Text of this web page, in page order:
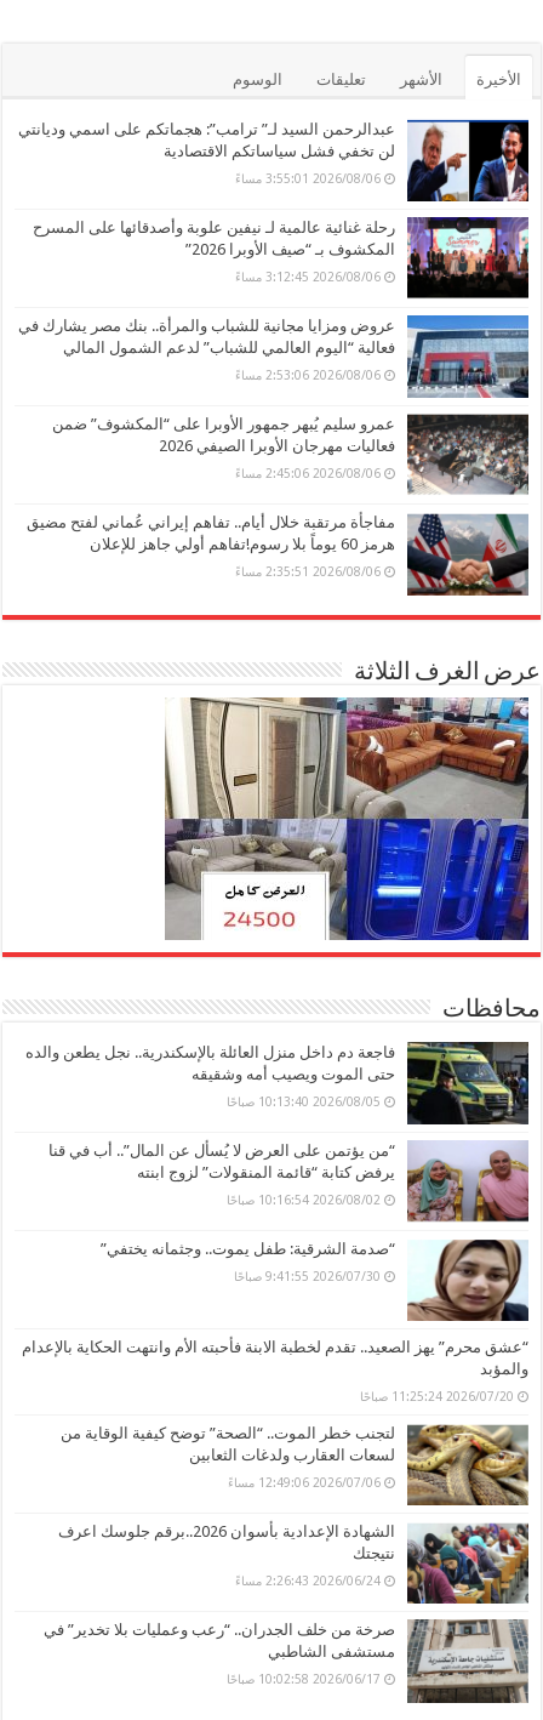
الأخيرة الأشهر تعليقات الوسوم
عبدالرحمن السيد لـ” ترامب”: هجماتكم على اسمي وديانتي
لن تخفي فشل سياساتكم الاقتصادية
2026/08/06 3:55:01 مساءً
رحلة غنائية عالمية لـ نيفين علوبة وأصدقائها على المسرح
المكشوف بـ “صيف الأوبرا 2026”
2026/08/06 3:12:45 مساءً
عروض ومزايا مجانية للشباب والمرأة.. بنك مصر يشارك في
فعالية “اليوم العالمي للشباب” لدعم الشمول المالي
2026/08/06 2:53:06 مساءً
عمرو سليم يُبهر جمهور الأوبرا على “المكشوف” ضمن
فعاليات مهرجان الأوبرا الصيفي 2026
2026/08/06 2:45:06 مساءً
مفاجأة مرتقبة خلال أيام.. تفاهم إيراني عُماني لفتح مضيق
هرمز 60 يوماً بلا رسوم!تفاهم أولي جاهز للإعلان
2026/08/06 2:35:51 مساءً
عرض الغرف الثلاثة
محافظات
فاجعة دم داخل منزل العائلة بالإسكندرية.. نجل يطعن والده
حتى الموت ويصيب أمه وشقيقه
2026/08/05 10:13:40 صباحًا
“من يؤتمن على العرض لا يُسأل عن المال”.. أب في قنا
يرفض كتابة “قائمة المنقولات” لزوج ابنته
2026/08/02 10:16:54 صباحًا
“صدمة الشرقية: طفل يموت.. وجثمانه يختفي”
2026/07/30 9:41:55 صباحًا
“عشق محرم” يهز الصعيد.. تقدم لخطبة الابنة فأحبته الأم وانتهت الحكاية بالإعدام
والمؤبد
2026/07/20 11:25:24 صباحًا
لتجنب خطر الموت.. “الصحة” توضح كيفية الوقاية من
لسعات العقارب ولدغات الثعابين
2026/07/06 12:49:06 مساءً
الشهادة الإعدادية بأسوان 2026..برقم جلوسك اعرف
نتيجتك
2026/06/24 2:26:43 مساءً
صرخة من خلف الجدران.. “رعب وعمليات بلا تخدير” في
مستشفى الشاطبي
2026/06/17 10:02:58 صباحًا